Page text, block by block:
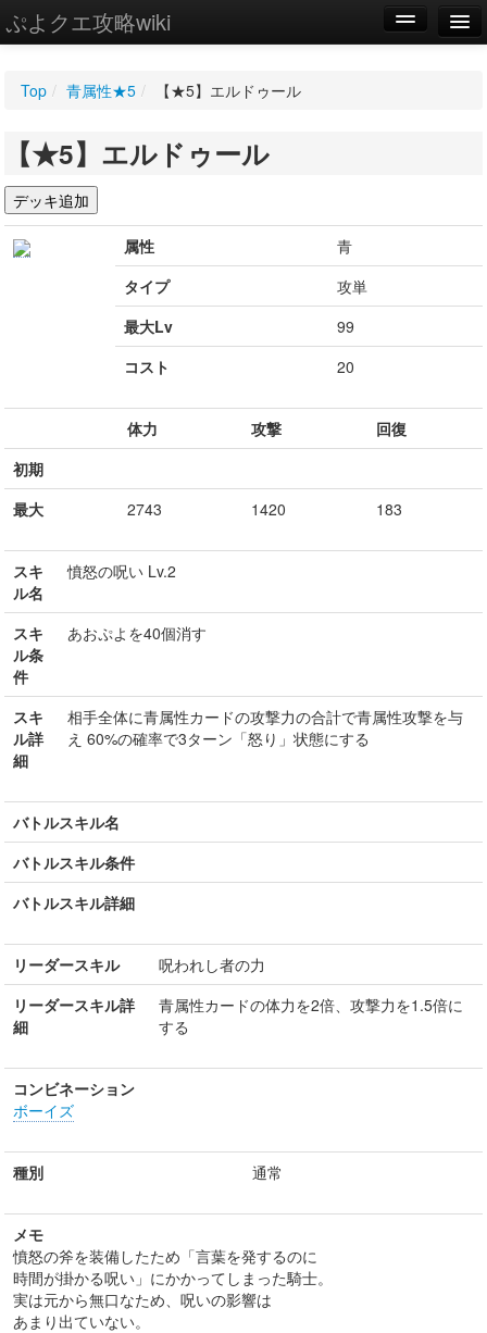
ぷよクエ攻略wiki
WIKI
設定
Top / 青属性★5 / 【★5】エルドゥール
【★5】エルドゥール
属性
青
タイプ
攻単
最大Lv
99
コスト
20
体力 攻撃
回復
初期
最大
2743 1420 183
スキ
ル名
憤怒の呪い Lv.2
スキ
ル条
件
あおぷよを40個消す
スキ
ル詳
細
相手全体に青属性カードの攻撃力の合計で青属性攻撃を与
え 60%の確率で3ターン「怒り」状態にする
バトルスキル名
バトルスキル条件
バトルスキル詳細
リーダースキル
呪われし者の力
リーダースキル詳
細
青属性カードの体力を2倍、攻撃力を1.5倍に
する
コンビネーション
ボーイズ
種別 通常
メモ
憤怒の斧を装備したため「言葉を発するのに
時間が掛かる呪い」にかかってしまった騎士。
実は元から無口なため、呪いの影響は
あまり出ていない。